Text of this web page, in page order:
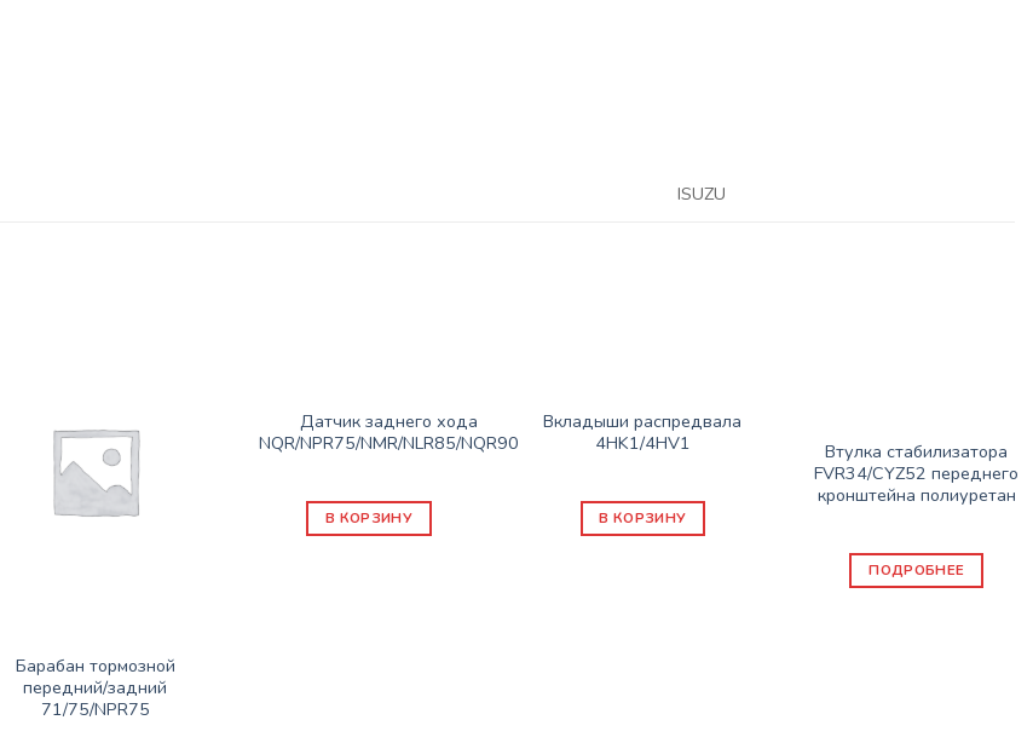
ISUZU
Барабан тормозной
передний/задний
71/75/NPR75
Датчик заднего хода
NQR/NPR75/NMR/NLR85/NQR90
В КОРЗИНУ
Вкладыши распредвала
4HK1/4HV1
В КОРЗИНУ
Втулка стабилизатора
FVR34/CYZ52 переднего
кронштейна полиуретан
ПОДРОБНЕЕ